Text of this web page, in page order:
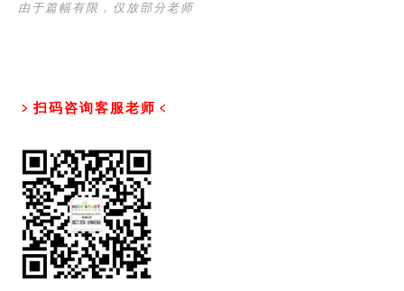
由于篇幅有限，仅放部分老师
﹥扫码咨询客服老师﹤